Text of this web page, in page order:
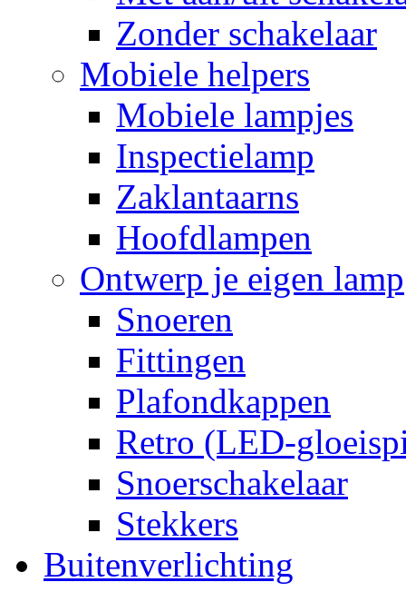
Zonder schakelaar
Mobiele helpers
Mobiele lampjes
Inspectielamp
Zaklantaarns
Hoofdlampen
Ontwerp je eigen lamp
Snoeren
Fittingen
Plafondkappen
Retro (LED-
Snoerschakelaar
Stekkers
Buitenverlichting